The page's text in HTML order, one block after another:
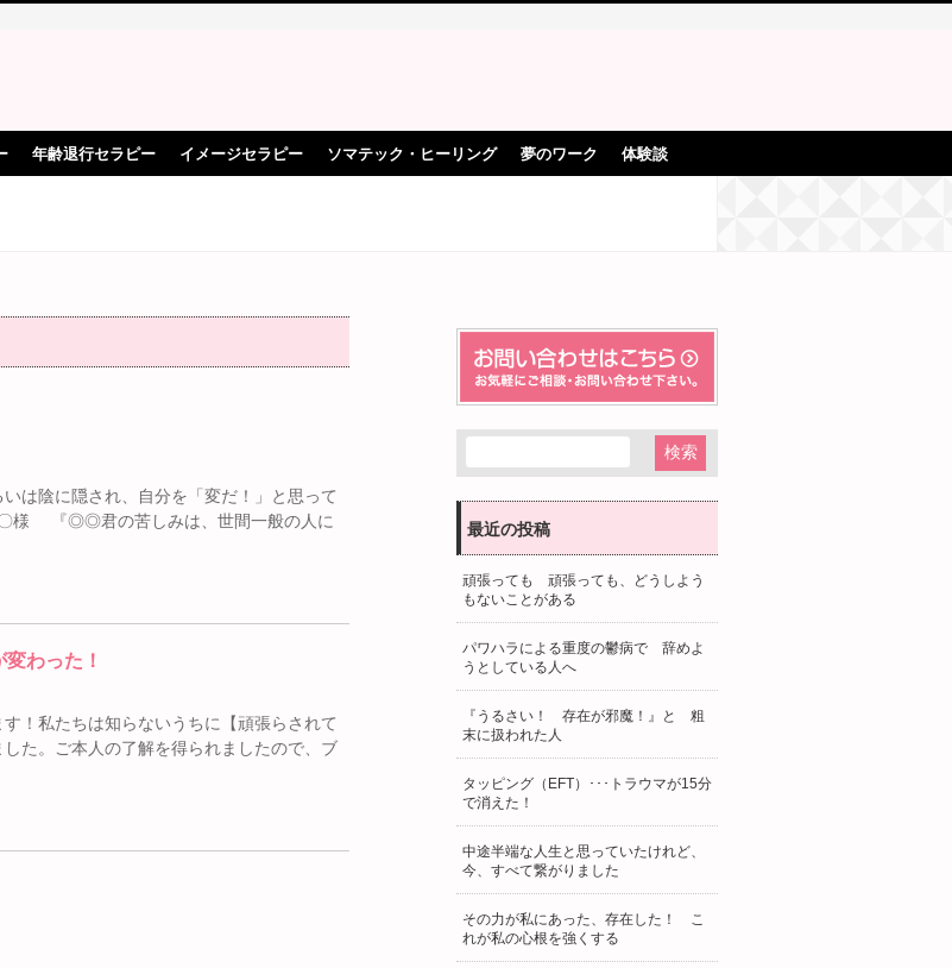
年齢退行セラピー イメージセラピー ソマテック・ヒーリング 夢のワーク 体験談
は陰に隠され、自分を「変だ！」と思って
〇様 『◎◎君の苦しみは、世間一般の人に
わった！
！私たちは知らないうちに【頑張らされて
た。ご本人の了解を得られましたので、ブ
最近の投稿
頑張っても 頑張っても、どうしよう
もないことがある
パワハラによる重度の鬱病で 辞めよ
うとしている人へ
『うるさい！ 存在が邪魔！』と 粗
末に扱われた人
タッピング（EFT）･･･トラウマが15分
で消えた！
中途半端な人生と思っていたけれど、
今、すべて繋がりました
その力が私にあった、存在した！ こ
れが私の心根を強くする